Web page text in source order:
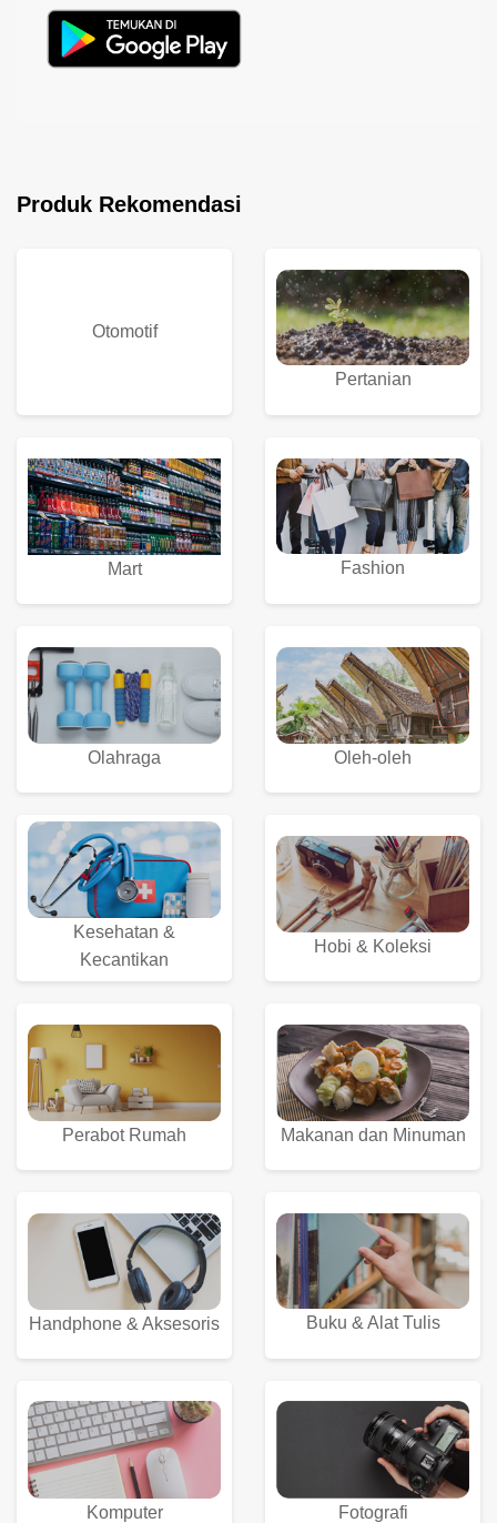
Produk Rekomendasi
Otomotif
Pertanian
Mart Fashion
Olahraga Oleh-oleh
Kesehatan &
Kecantikan
Hobi & Koleksi
Perabot Rumah Makanan dan Minuman
Handphone & Aksesoris Buku & Alat Tulis
Komputer Fotografi